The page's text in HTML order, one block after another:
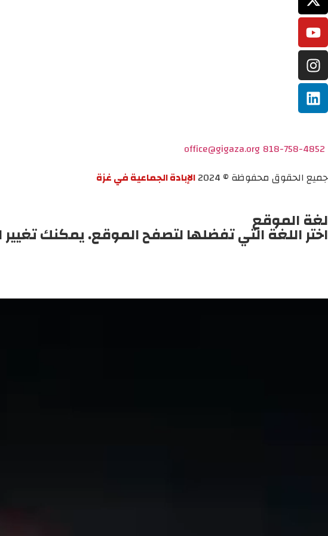
818-758-4852
office@gigaza.org
جميع الحقوق محفوظة © 2024
الإبادة الجماعية في غزة
لغة الموقع
اختر اللغة التي تفضلها لتصفح الموقع. يمكنك